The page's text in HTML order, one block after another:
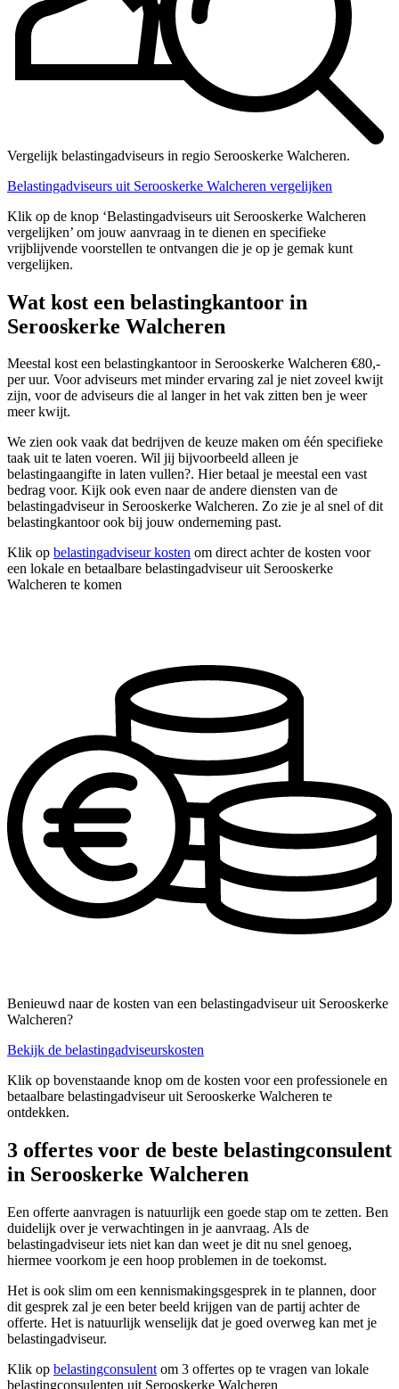
Vergelijk belastingadviseurs in regio Serooskerke Walcheren.
Belastingadviseurs uit Serooskerke Walcheren vergelijken
Klik op de knop ‘Belastingadviseurs uit Serooskerke Walcheren
vergelijken’ om jouw aanvraag in te dienen en specifieke
vrijblijvende voorstellen te ontvangen die je op je gemak kunt
vergelijken.
Wat kost een belastingkantoor in
Serooskerke Walcheren
Meestal kost een belastingkantoor in Serooskerke Walcheren €80,-
per uur. Voor adviseurs met minder ervaring zal je niet zoveel kwijt
zijn, voor de adviseurs die al langer in het vak zitten ben je weer
meer kwijt.
We zien ook vaak dat bedrijven de keuze maken om één specifieke
taak uit te laten voeren. Wil jij bijvoorbeeld alleen je
belastingaangifte in laten vullen?. Hier betaal je meestal een vast
bedrag voor. Kijk ook even naar de andere diensten van de
belastingadviseur in Serooskerke Walcheren. Zo zie je al snel of dit
belastingkantoor ook bij jouw onderneming past.
Klik op belastingadviseur kosten om direct achter de kosten voor
een lokale en betaalbare belastingadviseur uit Serooskerke
Walcheren te komen
Benieuwd naar de kosten van een belastingadviseur uit Serooskerke
Walcheren?
Bekijk de belastingadviseurskosten
Klik op bovenstaande knop om de kosten voor een professionele en
betaalbare belastingadviseur uit Serooskerke Walcheren te
ontdekken.
3 offertes voor de beste belastingconsulent
in Serooskerke Walcheren
Een offerte aanvragen is natuurlijk een goede stap om te zetten. Ben
duidelijk over je verwachtingen in je aanvraag. Als de
belastingadviseur iets niet kan dan weet je dit nu snel genoeg,
hiermee voorkom je een hoop problemen in de toekomst.
Het is ook slim om een kennismakingsgesprek in te plannen, door
dit gesprek zal je een beter beeld krijgen van de partij achter de
offerte. Het is natuurlijk wenselijk dat je goed overweg kan met je
belastingadviseur.
Klik op belastingconsulent om 3 offertes op te vragen van lokale
belastingconsulenten uit Serooskerke Walcheren